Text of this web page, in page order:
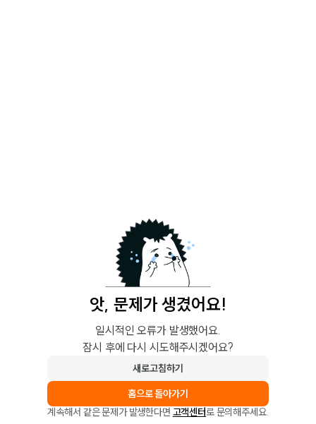
앗, 문제가 생겼어요!
일시적인 오류가 발생했어요.
잠시 후에 다시 시도해주시겠어요?
새로고침하기
홈으로 돌아가기
계속해서 같은 문제가 발생한다면 고객센터로 문의해주세요.